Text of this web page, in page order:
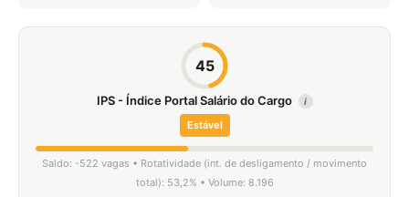
45
IPS - Índice Portal Salário do Cargo i
Estável
Saldo: -522 vagas • Rotatividade (int. de desligamento / movimento
total): 53,2% • Volume: 8.196